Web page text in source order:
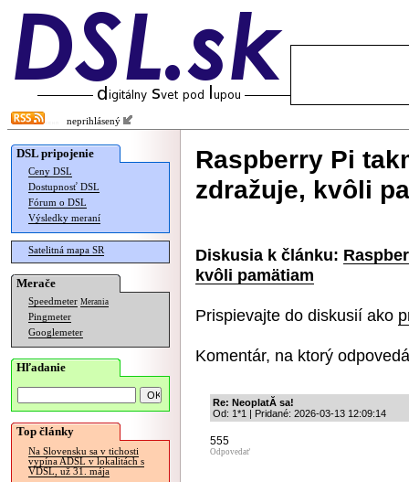
neprihlásený
DSL pripojenie
Ceny DSL
Dostupnosť DSL
Fórum o DSL
Výsledky meraní
Satelitná mapa SR
Merače
Speedmeter Merania
Pingmeter
Googlemeter
Hľadanie
Top články
Na Slovensku sa v tichosti
vypína ADSL v lokalitách s
VDSL, už 31. mája
Raspberry Pi
zdražuje, kvôli
Diskusia k článku:
kvôli pamätiam
Prispievajte do diskusií ako
Komentár, na ktorý
Re: NeoplatĂ­ sa!
Od: 1*1 | Pridané: 2026-03-13 12:09:14
555
Odpovedať